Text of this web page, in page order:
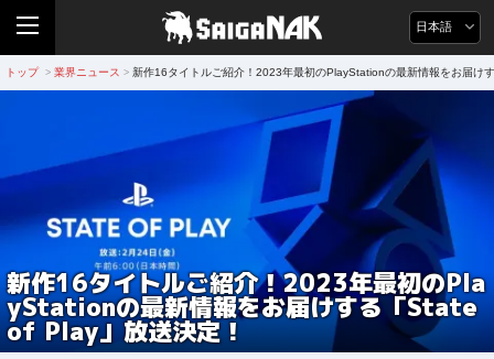
日本語
トップ > 業界ニュース > 新作16タイトルご紹介！2023年最初のPlayStationの最新情報をお届け
新作16タイトルご紹介！2023年最初のPla
yStationの最新情報をお届けする「State
of Play」放送決定！